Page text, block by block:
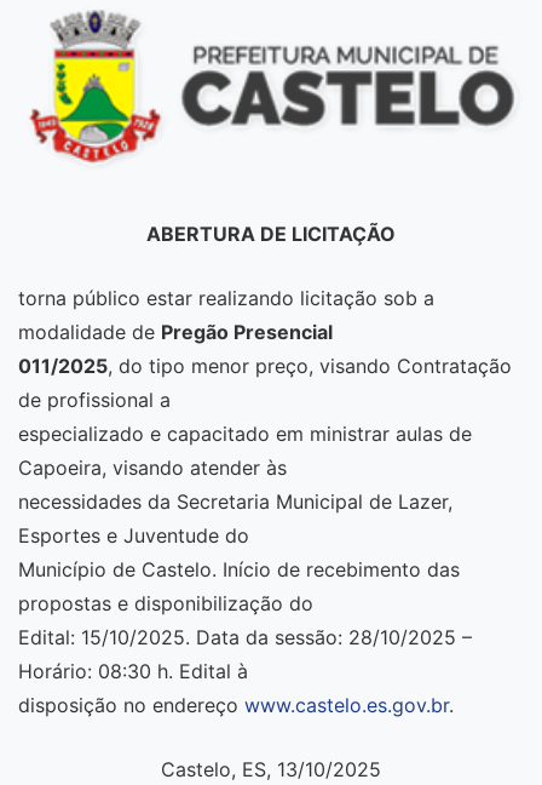
ABERTURA DE LICITAÇÃO
torna público estar realizando licitação sob a
modalidade de Pregão Presencial
011/2025, do tipo menor preço, visando Contratação
de profissional a
especializado e capacitado em ministrar aulas de
Capoeira, visando atender às
necessidades da Secretaria Municipal de Lazer,
Esportes e Juventude do
Município de Castelo. Início de recebimento das
propostas e disponibilização do
Edital: 15/10/2025. Data da sessão: 28/10/2025 –
Horário: 08:30 h. Edital à
disposição no endereço www.castelo.es.gov.br.
Castelo, ES, 13/10/2025